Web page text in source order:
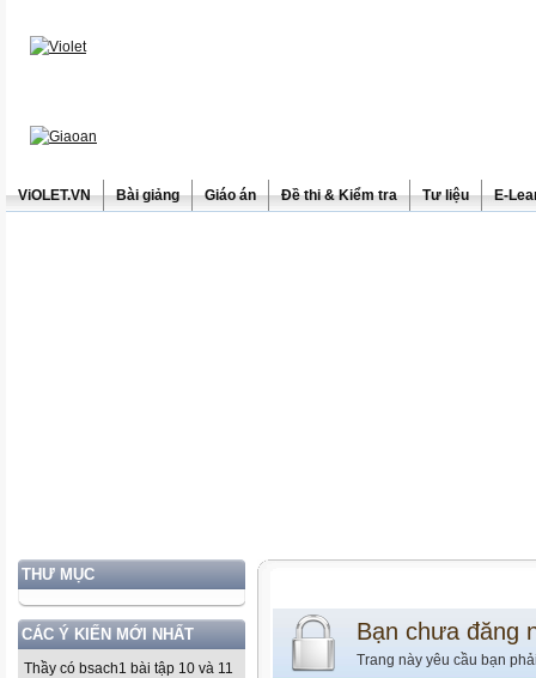
ViOLET.VN Bài giảng Giáo án Đề thi & Kiểm tra Tư liệu E-
THƯ MỤC
CÁC Ý KIẾN MỚI NHẤT
Thầy có bsach1 bài tập 10 và 11
Bạn chưa đăng
Trang này yêu cầu bạn